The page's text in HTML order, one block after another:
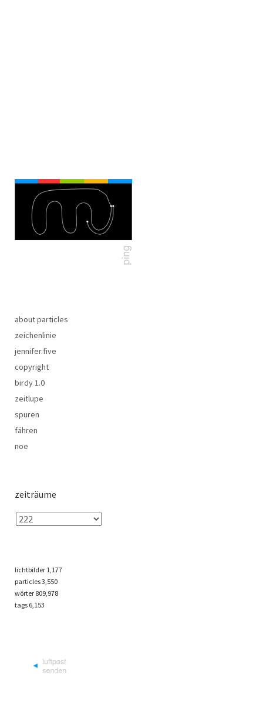
about particles
zeichenlinie
jennifer.five
copyright
birdy 1.0
zeitlupe
spuren
fähren
noe
zeiträume
lichtbilder 1,177
particles3,550
wörter 809,978
tags 6,153